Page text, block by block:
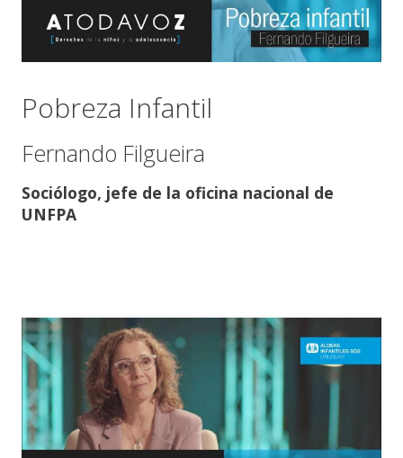
Pobreza Infantil
Fernando Filgueira
Sociólogo, jefe de la oficina nacional de
UNFPA